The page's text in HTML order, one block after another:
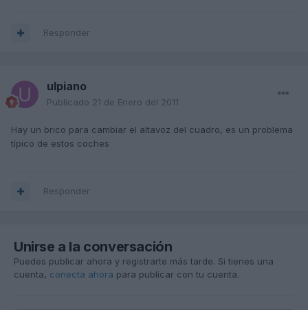
Responder
ulpiano
Publicado 21 de Enero del 2011
Hay un brico para cambiar el altavoz del cuadro, es un problema
típico de estos coches
Responder
Unirse a la conversación
Puedes publicar ahora y registrarte más tarde. Si tienes una
cuenta, conecta ahora para publicar con tu cuenta.